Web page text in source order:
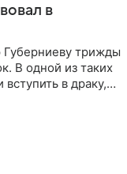
в
трижды
В одной из таких
в драку,